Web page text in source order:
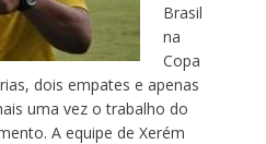
Brasil
na
Copa
dois empates e apenas
uma vez o trabalho do
A equipe de Xerém